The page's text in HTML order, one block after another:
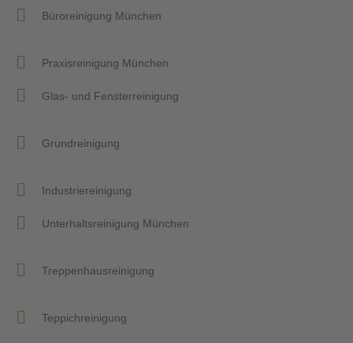
Büroreinigung München
Praxisreinigung München
Glas- und Fensterreinigung
Grundreinigung
Industriereinigung
Unterhaltsreinigung München
Treppenhausreinigung
Teppichreinigung